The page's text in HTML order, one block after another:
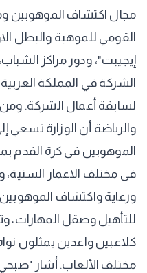
مجال اكتشاف الموهوبين
القومي للموهبة والبطل
إيجيبت"، ودور مراكز
الشركة في المملكة
لسابقة أعمال الشركة. ومن
والرياضة أن الوزارة
الموهوبين فى كرة القدم
فى مختلف الاعمار السنية،
ورعاية واكتشاف
للتأهيل وصقل المهارات،
كلاعبين واعدين يمثلون
مختلف الألعاب. أشار